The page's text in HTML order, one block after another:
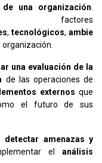
una organización
, tecnológicos, ambie
una evaluación de la
de las operaciones de
externos que
el futuro de sus
amenazas y
el análisis